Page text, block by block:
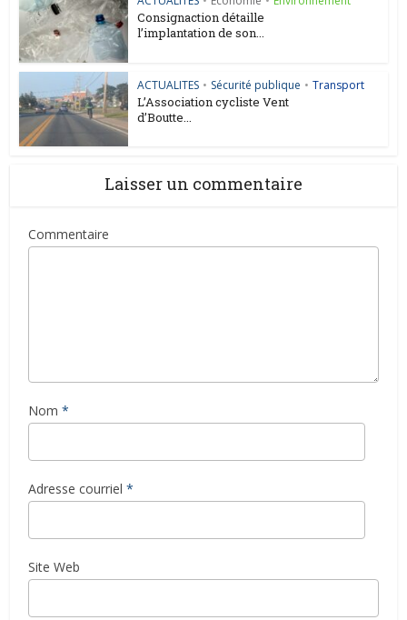
Consignaction détaille
l’implantation de son...
ACTUALITES • Sécurité publique • Transport
L’Association cycliste Vent
d’Boutte...
Laisser un commentaire
Commentaire
Nom *
Adresse courriel *
Site Web